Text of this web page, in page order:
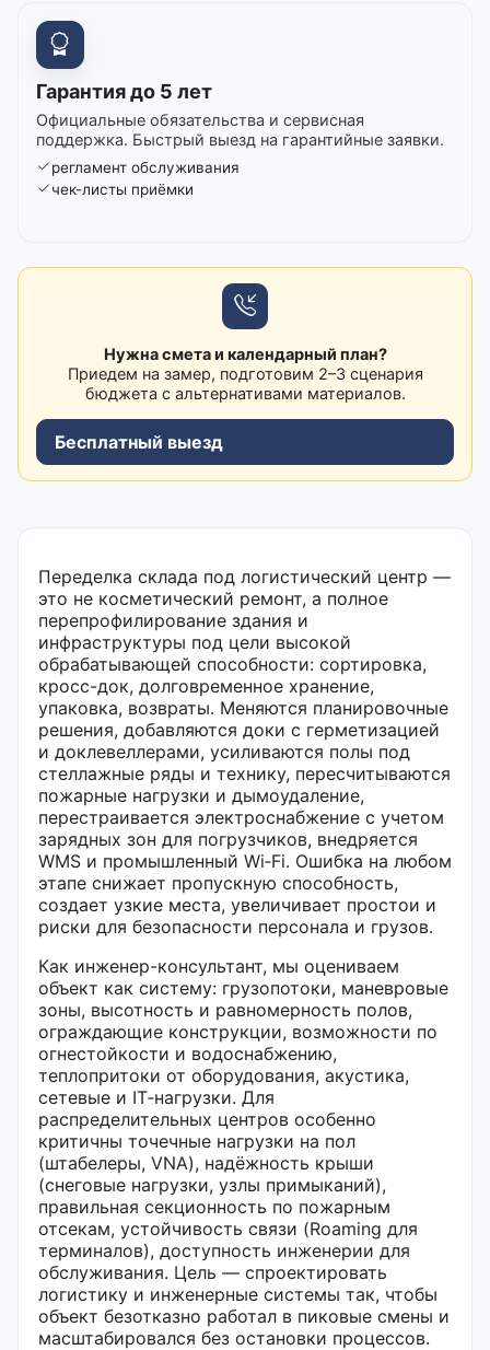
Гарантия до 5 лет
Официальные обязательства и сервисная
поддержка. Быстрый выезд на гарантийные заявки.
регламент обслуживания
чек-листы приёмки
Нужна смета и календарный план?
Приедем на замер, подготовим 2–3 сценария
бюджета с альтернативами материалов.
Бесплатный выезд
Переделка склада под логистический центр —
это не косметический ремонт, а полное
перепрофилирование здания и
инфраструктуры под цели высокой
обрабатывающей способности: сортировка,
кросс-док, долговременное хранение,
упаковка, возвраты. Меняются планировочные
решения, добавляются доки с герметизацией
и доклевеллерами, усиливаются полы под
стеллажные ряды и технику, пересчитываются
пожарные нагрузки и дымоудаление,
перестраивается электроснабжение с учетом
зарядных зон для погрузчиков, внедряется
WMS и промышленный Wi‑Fi. Ошибка на любом
этапе снижает пропускную способность,
создает узкие места, увеличивает простои и
риски для безопасности персонала и грузов.
Как инженер-консультант, мы оцениваем
объект как систему: грузопотоки, маневровые
зоны, высотность и равномерность полов,
ограждающие конструкции, возможности по
огнестойкости и водоснабжению,
теплопритоки от оборудования, акустика,
сетевые и IT‑нагрузки. Для
распределительных центров особенно
критичны точечные нагрузки на пол
(штабелеры, VNA), надёжность крыши
(снеговые нагрузки, узлы примыканий),
правильная секционность по пожарным
отсекам, устойчивость связи (Roaming для
терминалов), доступность инженерии для
обслуживания. Цель — спроектировать
логистику и инженерные системы так, чтобы
объект безотказно работал в пиковые смены и
масштабировался без остановки процессов.